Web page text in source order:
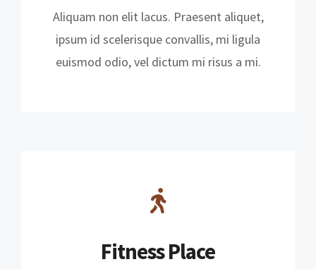
Aliquam non elit lacus. Praesent aliquet,
ipsum id scelerisque convallis, mi ligula
euismod odio, vel dictum mi risus a mi.
Fitness Place